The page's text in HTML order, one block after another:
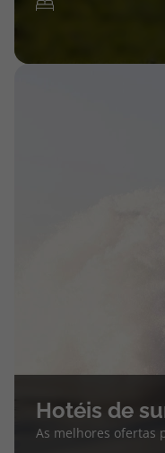
Hotéis de
As melhores ofertas